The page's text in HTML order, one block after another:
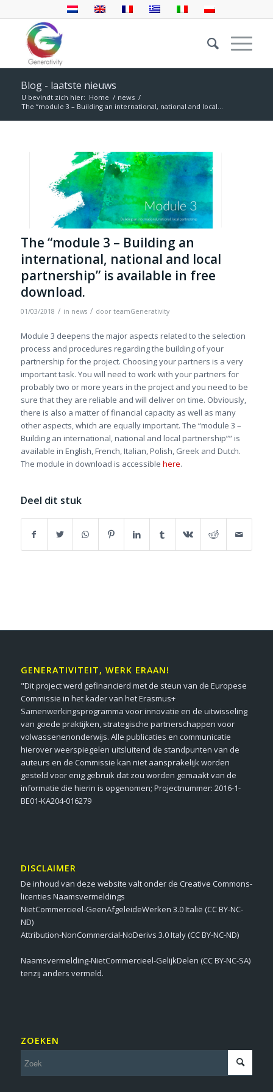
Blog - laatste nieuws
U bevindt zich hier: Home / news /
The “module 3 – Building an international, national and local...
The “module 3 – Building an
international, national and local
partnership” is available in free
download.
01/03/2018 / in news / door teamGenerativity
Module 3 deepens the major aspects related to the selection
process and procedures regarding the building of your
partnership for the project. Choosing your partners is a very
important task. You will need to work with your partners for
probably two or more years in the project and you need to be
sure that they are reliable and will deliver on time. Obviously,
there is also a matter of financial capacity as well as many
other aspects, which are equally important. The “module 3 –
Building an international, national and local partnership”” is
available in English, French, Italian, Polish, Greek and Dutch.
The module in download is accessible here.
Deel dit stuk
GENERATIVITEIT, WERK ERAAN!
"Dit project werd gefinancierd met de steun van de Europese
Commissie in het kader van het Erasmus+
Samenwerkingsprogramma voor innovatie en de uitwisseling
van goede praktijken, strategische partnerschappen voor
volwassenenonderwijs. Alle publicaties en communicatie
hierover weerspiegelen uitsluitend de standpunten van de
auteurs en de Commissie kan niet aansprakelijk worden
gesteld voor enig gebruik dat zou worden gemaakt van de
informatie die hierin is opgenomen; Projectnummer: 2016-1-
BE01-KA204-016279
DISCLAIMER
De inhoud van deze website valt onder de Creative Commons-
licenties Naamsvermeldings
NietCommercieel-GeenAfgeleideWerken 3.0 Italië (CC BY-NC-
ND)
Attribution-NonCommercial-NoDerivs 3.0 Italy (CC BY-NC-ND)
Naamsvermelding-NietCommercieel-GelijkDelen (CC BY-NC-SA)
tenzij anders vermeld.
ZOEKEN